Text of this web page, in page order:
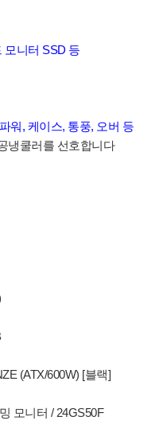
모니터 SSD 등
워, 케이스, 통풍, 오버 등
냉쿨러를 선호합니다
(ATX/600W) [블랙]
모니터 / 24GS50F